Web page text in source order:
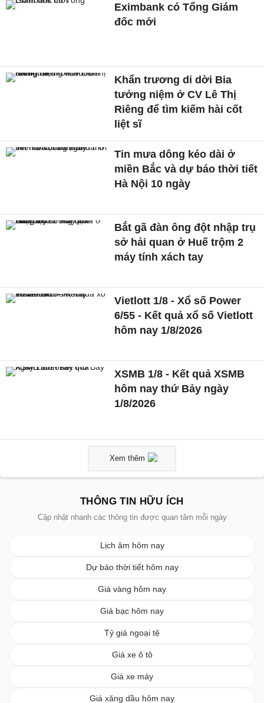
Eximbank có Tổng Giám
đốc mới
Khẩn trương di dời Bia
tưởng niệm ở CV Lê Thị
Riêng để tìm kiếm hài cốt
liệt sĩ
Tin mưa dông kéo dài ở
miền Bắc và dự báo thời tiết
Hà Nội 10 ngày
Bắt gã đàn ông đột nhập trụ
sở hải quan ở Huế trộm 2
máy tính xách tay
Vietlott 1/8 - Xổ số Power
6/55 - Kết quả xổ số Vietlott
hôm nay 1/8/2026
XSMB 1/8 - Kết quả XSMB
hôm nay thứ Bảy ngày
1/8/2026
Xem thêm
THÔNG TIN HỮU ÍCH
Cập nhật nhanh các thông tin được quan tâm mỗi ngày
Lịch âm hôm nay
Dự báo thời tiết hôm nay
Giá vàng hôm nay
Giá bạc hôm nay
Tỷ giá ngoại tệ
Giá xe ô tô
Giá xe máy
Giá xăng dầu hôm nay